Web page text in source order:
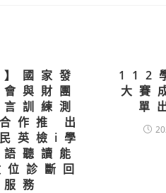
】國家發
與財團
訓練測
作推 出
英檢i學
聽讀能
診斷回
務
112
大賽
單